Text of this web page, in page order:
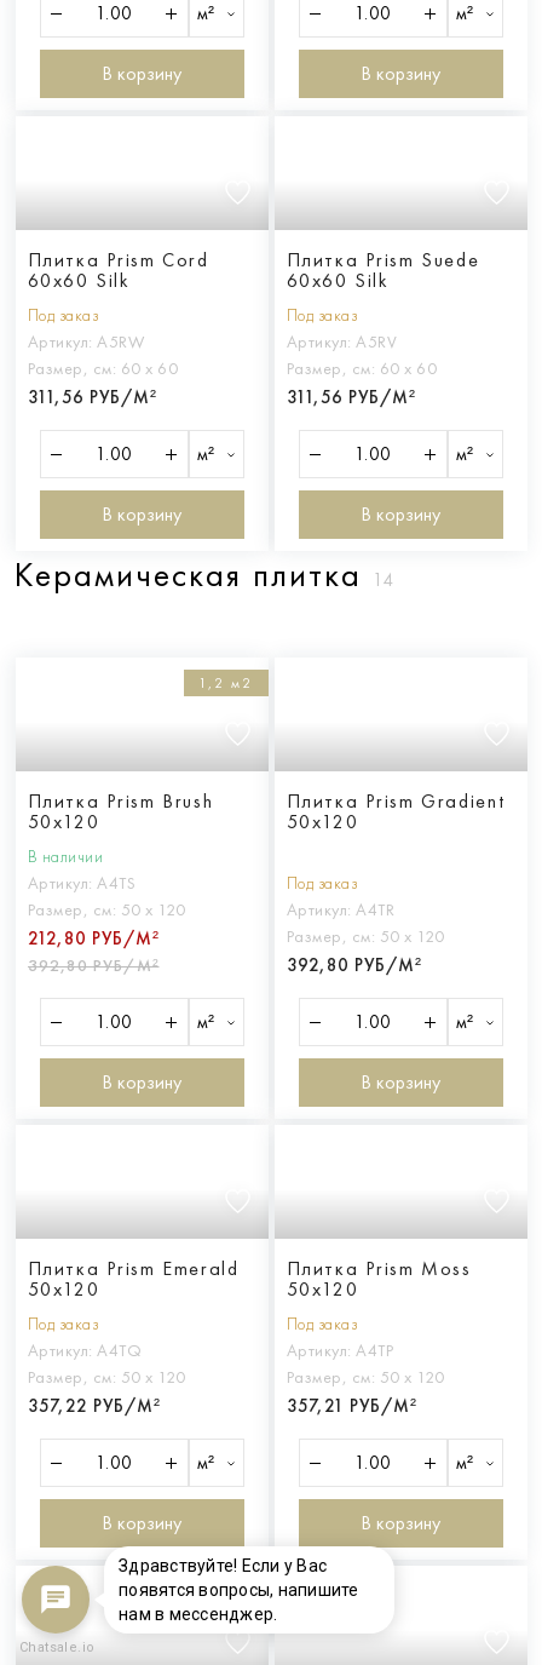
м²
В корзину
м²
В корзину
Плитка Prism Cord
60x60 Silk
Под заказ
Артикул: A5RW
Размер, см: 60 х 60
311,56 РУБ/М²
м²
В корзину
Плитка Prism Suede
60x60 Silk
Под заказ
Артикул: A5RV
Размер, см: 60 х 60
311,56 РУБ/М²
м²
В корзину
Керамическая плитка 14
1,2 м2
Плитка Prism Brush
50x120
В наличии
Артикул: A4TS
Размер, см: 50 х 120
212,80 РУБ/М²
392,80 РУБ/М²
м²
В корзину
Плитка Prism Gradient
50x120
Под заказ
Артикул: A4TR
Размер, см: 50 х 120
392,80 РУБ/М²
м²
В корзину
Плитка Prism Emerald
50x120
Под заказ
Артикул: A4TQ
Размер, см: 50 х 120
357,22 РУБ/М²
м²
В корзину
Плитка Prism Moss
50x120
Под заказ
Артикул: A4TP
Размер, см: 50 х 120
357,21 РУБ/М²
м²
В корзину
Здравствуйте! Если у Вас
появятся вопросы, напишите
нам в мессенджер.
Chatsale.io